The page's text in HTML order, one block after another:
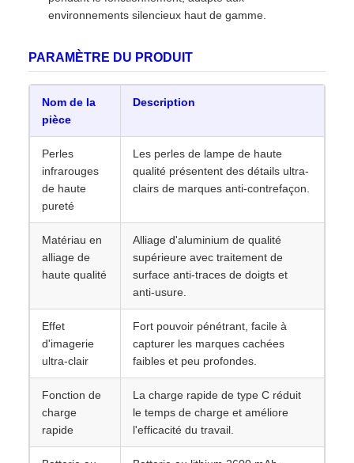
environnements silencieux haut de gamme.
PARAMÈTRE DU PRODUIT
Nom de la
pièce
Description
Perles
infrarouges
de haute
pureté
Les perles de lampe de haute
qualité présentent des détails ultra-
clairs de marques anti-contrefaçon.
Matériau en
alliage de
haute qualité
Alliage d'aluminium de qualité
supérieure avec traitement de
surface anti-traces de doigts et
anti-usure.
Effet
d'imagerie
ultra-clair
Fort pouvoir pénétrant, facile à
capturer les marques cachées
faibles et peu profondes.
Fonction de
charge
rapide
La charge rapide de type C réduit
le temps de charge et améliore
l'efficacité du travail.